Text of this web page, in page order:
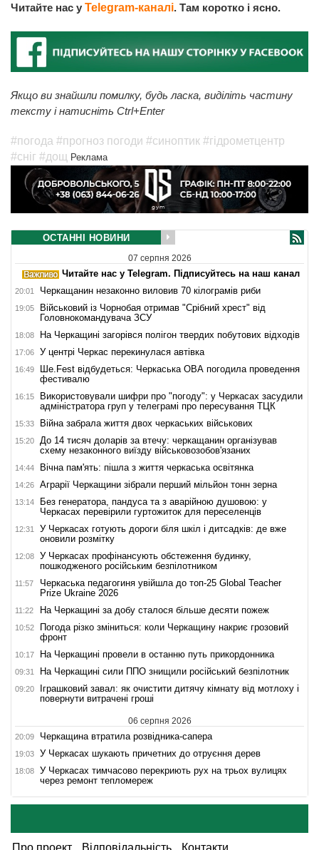
Читайте нас у Telegram-каналі. Там коротко і ясно.
Якщо ви знайшли помилку, будь ласка, виділіть частину
тексту і натисніть Ctrl+Enter
#погода #прогноз погоди #синоптик #гідрометцентр
#сніг #дощ Реклама
ОСТАННІ НОВИНИ
07 серпня 2026
Читайте нас у Telegram. Підписуйтесь на наш канал
20:01 Черкащанин незаконно виловив 70 кілограмів риби
19:05
Військовий із Чорнобая отримав "Срібний хрест" від
Головнокомандувача ЗСУ
18:08 На Черкащині загорівся полігон твердих побутових відходів
17:06 У центрі Черкас перекинулася автівка
16:49
Ше.Fest відбудеться: Черкаська ОВА погодила проведення
фестивалю
16:15
Використовували шифри про "погоду": у Черкасах засудили
адміністратора груп у телеграмі про пересування ТЦК
15:33 Війна забрала життя двох черкаських військових
15:20
До 14 тисяч доларів за втечу: черкащанин організував
схему незаконного виїзду військовозобов'язаних
14:44 Вічна пам'ять: пішла з життя черкаська освітянка
14:26 Аграрії Черкащини зібрали перший мільйон тонн зерна
13:14
Без генератора, пандуса та з аварійною душовою: у
Черкасах перевірили гуртожиток для переселенців
12:31
У Черкасах готують дороги біля шкіл і дитсадків: де вже
оновили розмітку
12:08
У Черкасах профінансують обстеження будинку,
пошкодженого російським безпілотником
11:57
Черкаська педагогиня увійшла до топ-25 Global Teacher
Prize Ukraine 2026
11:22 На Черкащині за добу сталося більше десяти пожеж
10:52
Погода різко зміниться: коли Черкащину накриє грозовий
фронт
10:17 На Черкащині провели в останню путь прикордонника
09:31 На Черкащині сили ППО знищили російський безпілотник
09:20
Іграшковий завал: як очистити дитячу кімнату від мотлоху і
повернути витрачені гроші
06 серпня 2026
20:09 Черкащина втратила розвідника-сапера
19:03 У Черкасах шукають причетних до отруєння дерев
18:08
У Черкасах тимчасово перекриють рух на трьох вулицях
через ремонт тепломереж